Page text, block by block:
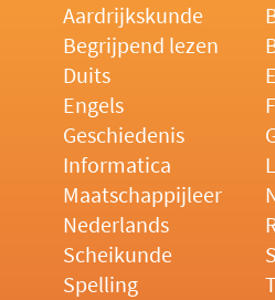
Aardrijkskunde
Begrijpend lezen
Duits
Engels
Geschiedenis
Informatica
Maatschappijleer
Nederlands
Scheikunde
Spelling